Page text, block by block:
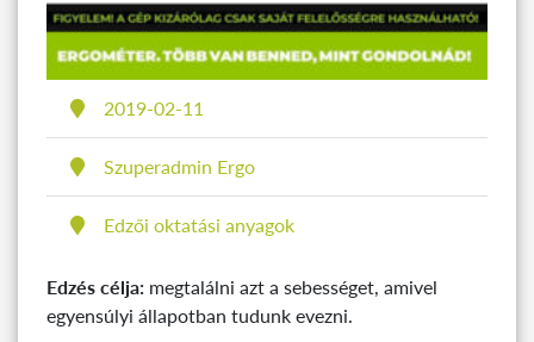
Közzétéve
2019-02-11
Szerző
Szuperadmin Ergo
Kategória
Edzői oktatási anyagok
Edzés célja: megtalálni azt a sebességet, amivel
egyensúlyi állapotban tudunk evezni.